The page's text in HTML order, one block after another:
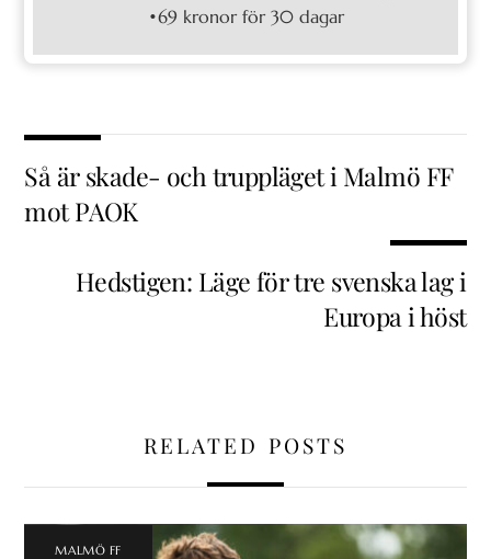
•69 kronor för 30 dagar
Så är skade- och truppläget i Malmö FF
mot PAOK
Hedstigen: Läge för tre svenska lag i
Europa i höst
RELATED POSTS
MALMÖ FF